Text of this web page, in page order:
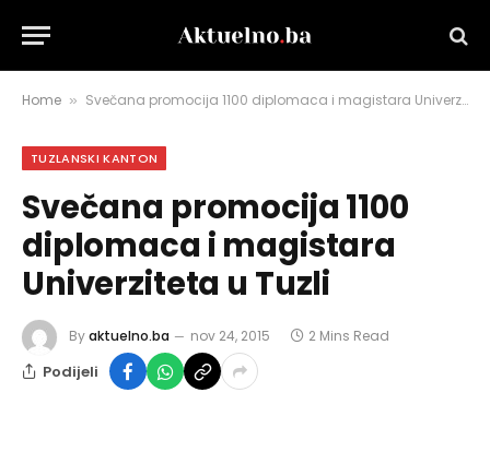
Home » Svečana promocija 1100 diplomaca i magistara Univerziteta u Tuzli
TUZLANSKI KANTON
Svečana promocija 1100
diplomaca i magistara
Univerziteta u Tuzli
Byaktuelno.ba nov 24, 2015 2 Mins Read
Podijeli